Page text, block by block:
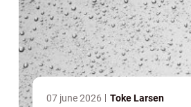
07 june 2026 Toke Larsen